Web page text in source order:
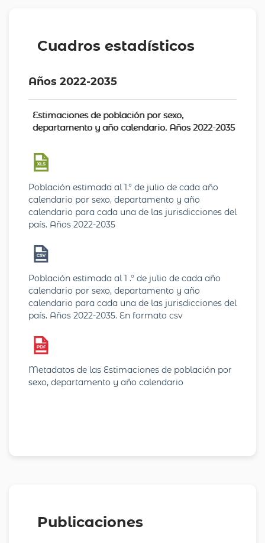
Cuadros estadísticos
Años 2022-2035
Estimaciones de población por sexo,
departamento y año calendario. Años 2022-2035
Población estimada al 1.° de julio de cada año
calendario por sexo, departamento y año
calendario para cada una de las jurisdicciones del
país. Años 2022-2035
Población estimada al 1 .° de julio de cada año
calendario por sexo, departamento y año
calendario para cada una de las jurisdicciones del
país. Años 2022-2035. En formato csv
Metadatos de las Estimaciones de población por
sexo, departamento y año calendario
Publicaciones